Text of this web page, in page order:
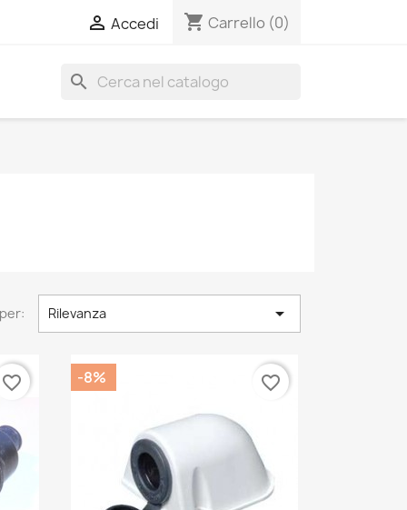
 Accedi shopping_cart Carrello (0)
search
Rilevanza 
favorite_border -8% favorite_border